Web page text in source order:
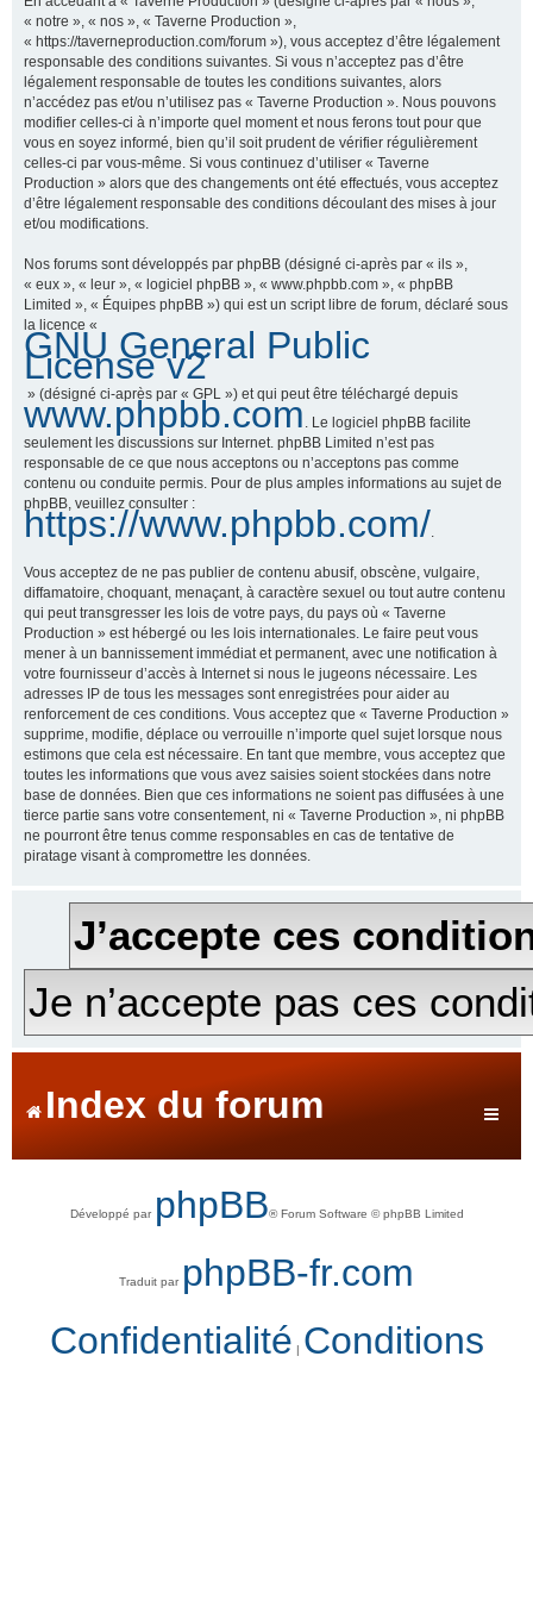
« notre », « nos », « Taverne Production »,
« https://taverneproduction.com/forum »), vous acceptez d’être légalement
responsable des conditions suivantes. Si vous n’acceptez pas d’être
légalement responsable de toutes les conditions suivantes, alors
n’accédez pas et/ou n’utilisez pas « Taverne Production ». Nous pouvons
modifier celles-ci à n’importe quel moment et nous ferons tout pour que
vous en soyez informé, bien qu’il soit prudent de vérifier régulièrement
celles-ci par vous-même. Si vous continuez d’utiliser « Taverne
Production » alors que des changements ont été effectués, vous acceptez
d’être légalement responsable des conditions découlant des mises à jour
et/ou modifications.
Nos forums sont développés par phpBB (désigné ci-après par « ils »,
« eux », « leur », « logiciel phpBB », « www.phpbb.com », « phpBB
Limited », « Équipes phpBB ») qui est un script libre de forum, déclaré sous
la licence «
GNU General Public
License v2
» (désigné ci-après par « GPL ») et qui peut être téléchargé depuis
www.phpbb.com . Le logiciel phpBB facilite
seulement les discussions sur Internet. phpBB Limited n’est pas
responsable de ce que nous acceptons ou n’acceptons pas comme
contenu ou conduite permis. Pour de plus amples informations au sujet de
phpBB, veuillez consulter :
https://www.phpbb.com/.
Vous acceptez de ne pas publier de contenu abusif, obscène, vulgaire,
diffamatoire, choquant, menaçant, à caractère sexuel ou tout autre contenu
qui peut transgresser les lois de votre pays, du pays où « Taverne
Production » est hébergé ou les lois internationales. Le faire peut vous
mener à un bannissement immédiat et permanent, avec une notification à
votre fournisseur d’accès à Internet si nous le jugeons nécessaire. Les
adresses IP de tous les messages sont enregistrées pour aider au
renforcement de ces conditions. Vous acceptez que « Taverne Production »
supprime, modifie, déplace ou verrouille n’importe quel sujet lorsque nous
estimons que cela est nécessaire. En tant que membre, vous acceptez que
toutes les informations que vous avez saisies soient stockées dans notre
base de données. Bien que ces informations ne soient pas diffusées à une
tierce partie sans votre consentement, ni « Taverne Production », ni phpBB
ne pourront être tenus comme responsables en cas de tentative de
piratage visant à compromettre les données.
Index du forum
Développé par phpBB® Forum Software © phpBB Limited
Traduit par phpBB-fr.com
Confidentialité | Conditions